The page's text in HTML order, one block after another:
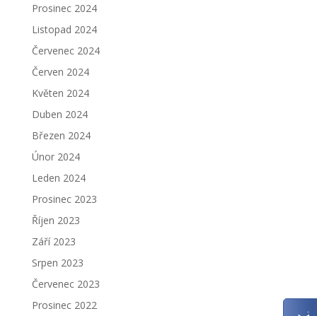
Prosinec 2024
Listopad 2024
Červenec 2024
Červen 2024
Květen 2024
Duben 2024
Březen 2024
Únor 2024
Leden 2024
Prosinec 2023
Říjen 2023
Září 2023
Srpen 2023
Červenec 2023
Prosinec 2022